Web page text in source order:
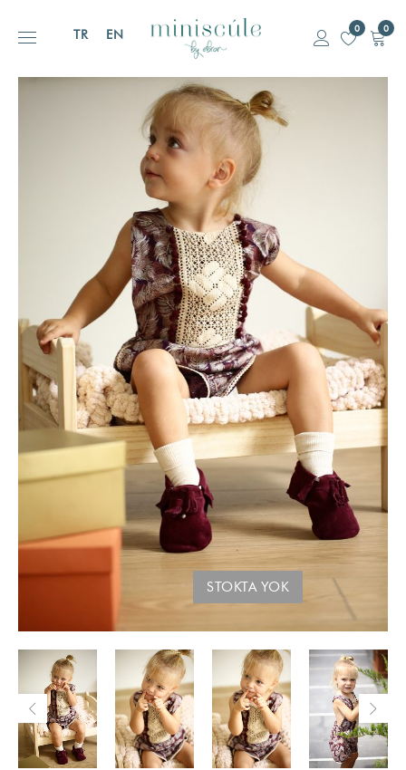
TR EN 0
0
STOKTA YOK